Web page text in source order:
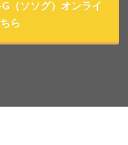
（ソソグ）オンライ
ら